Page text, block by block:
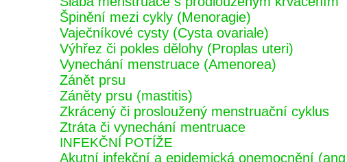
Špinění mezi cykly (Menoragie)
Vaječníkové cysty (Cysta ovariale)
Výhřez či pokles dělohy (Proplas uteri)
Vynechání menstruace (Amenorea)
Zánět prsu
Záněty prsu (mastitis)
Zkrácený či prosloužený menstruační cyklus
Ztráta či vynechání mentruace
INFEKČNÍ POTÍŽE
Akutní infekční a epidemická onemocnění